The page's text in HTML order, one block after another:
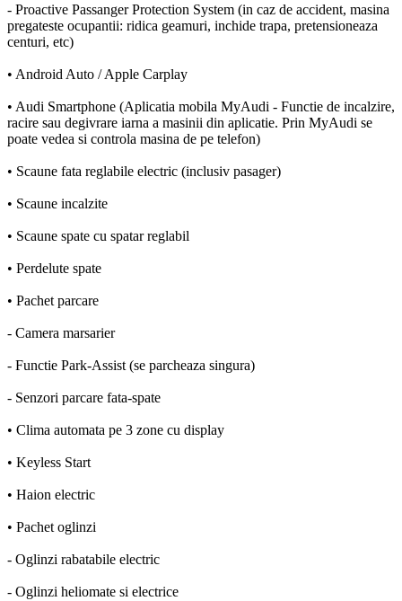
- Proactive Passanger Protection System (in caz de accident, masina
pregateste ocupantii: ridica geamuri, inchide trapa, pretensioneaza
centuri, etc)
• Android Auto / Apple Carplay
• Audi Smartphone (Aplicatia mobila MyAudi - Functie de incalzire,
racire sau degivrare iarna a masinii din aplicatie. Prin MyAudi se
poate vedea si controla masina de pe telefon)
• Scaune fata reglabile electric (inclusiv pasager)
• Scaune incalzite
• Scaune spate cu spatar reglabil
• Perdelute spate
• Pachet parcare
- Camera marsarier
- Functie Park-Assist (se parcheaza singura)
- Senzori parcare fata-spate
• Clima automata pe 3 zone cu display
• Keyless Start
• Haion electric
• Pachet oglinzi
- Oglinzi rabatabile electric
- Oglinzi heliomate si electrice